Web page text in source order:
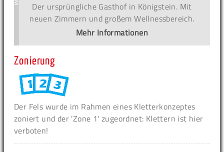
Der ursprüngliche Gasthof in Königstein. Mit
neuen Zimmern und großem Wellnessbereich.
Mehr Informationen
Zonierung
Der Fels wurde im Rahmen eines Kletterkonzeptes
zoniert und der 'Zone 1' zugeordnet: Klettern ist hier
verboten!